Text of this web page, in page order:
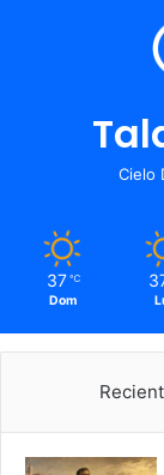
Cielo
37 ℃
Dom